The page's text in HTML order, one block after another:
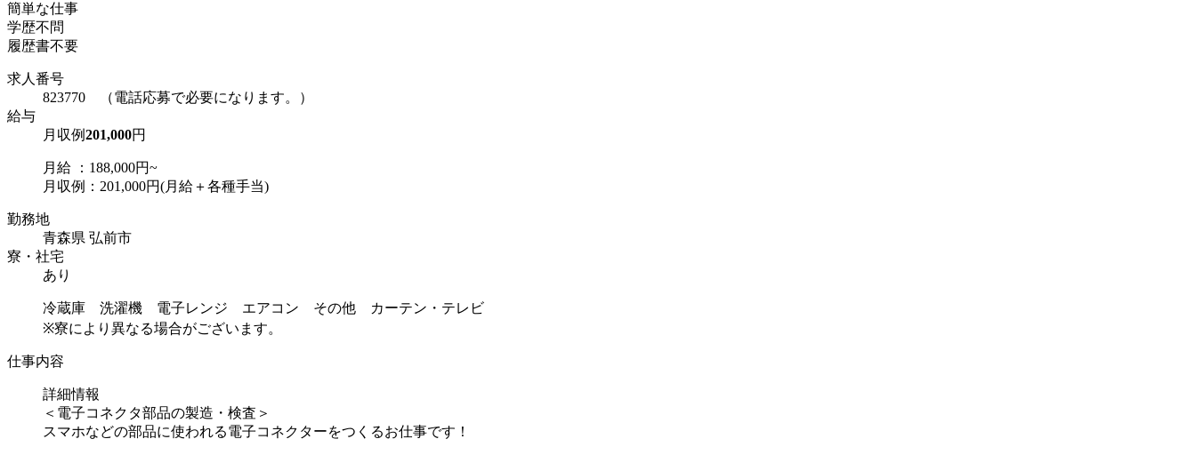
簡単な仕事
学歴不問
履歴書不要
求人番号
823770 （電話応募で必要になります。）
給与
月収例201,000円
月給 ：188,000円~
月収例：201,000円(月給＋各種手当)
勤務地
青森県 弘前市
寮・社宅
あり
冷蔵庫 洗濯機 電子レンジ エアコン その他 カーテン・テレビ
※寮により異なる場合がございます。
仕事内容
詳細情報
＜電子コネクタ部品の製造・検査＞
スマホなどの部品に使われる電子コネクターをつくるお仕事です！